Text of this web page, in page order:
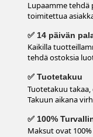
Lupaamme tehdä
toimitettua
✅ 14 päivän
Kaikilla
tehdä ostoksia
✅ Tuotetakuu
Tuotetakuu
Takuun aikana
✅ 100%
Maksut ovat